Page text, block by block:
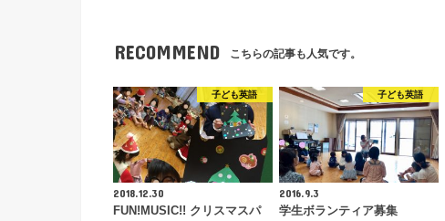
RECOMMEND こちらの記事も人気です。
子ども英語
2018.12.30
FUN!MUSIC!! クリスマスパ
子ども英語
2016.9.3
学生ボランティア募集